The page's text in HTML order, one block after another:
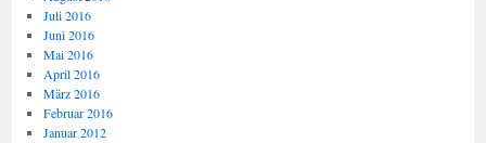
Juli 2016
Juni 2016
Mai 2016
April 2016
März 2016
Februar 2016
Januar 2012